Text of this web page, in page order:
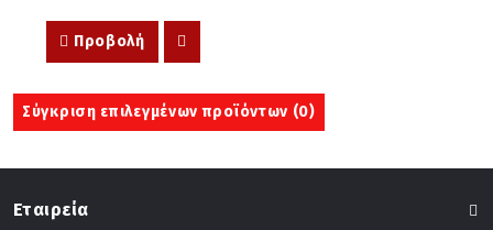
Προβολή
Σύγκριση επιλεγμένων προϊόντων (0)
Εταιρεία